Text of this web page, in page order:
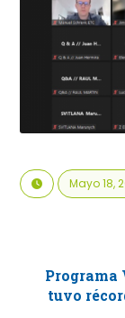
Mayo 18,
Programa
tuvo